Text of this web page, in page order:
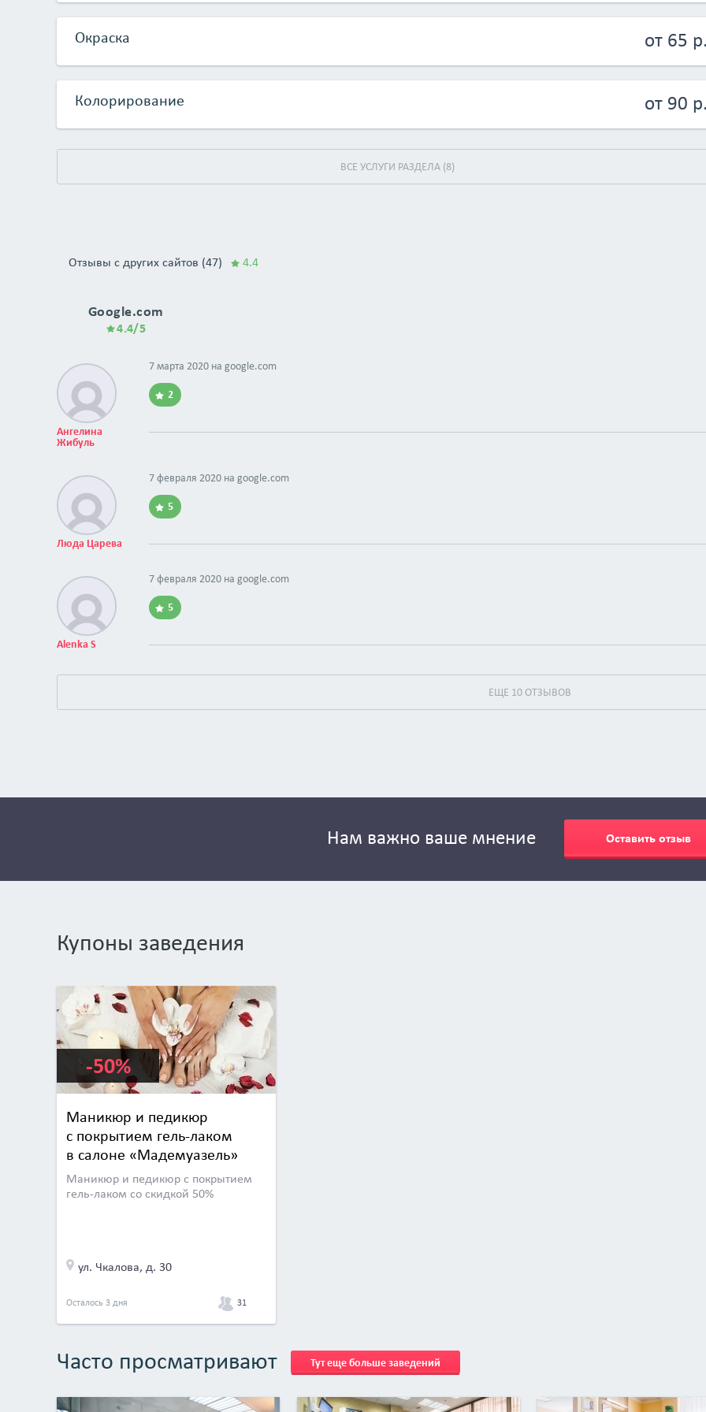
Окраска от 65
Колорирование от 90
ВСЕ УСЛУГИ РАЗДЕЛА (8)
Отзывы с других сайтов (47) 4.4
Google.com
4.4/5
Ангелина
Жибуль
7 марта 2020 на google.com
2
Люда Царева
7 февраля 2020 на google.com
5
Alenka S
7 февраля 2020 на google.com
5
ЕЩЕ 10 ОТЗЫВОВ
Нам важно ваше мнение Оставить отзыв
Купоны заведения
Маникюр и педикюр
с покрытием гель-лаком
в салоне «Мадемуазель»
Маникюр и педикюр с покрытием
гель-лаком со скидкой 50%
ул. Чкалова, д. 30
Осталось 3 дня 31
-50%
Часто просматривают Тут еще больше заведений